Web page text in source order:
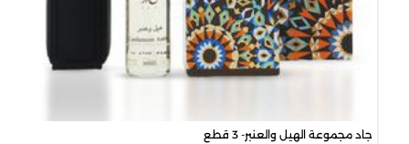
جاد مجموعة الهيل والعنبر- 3 قطع